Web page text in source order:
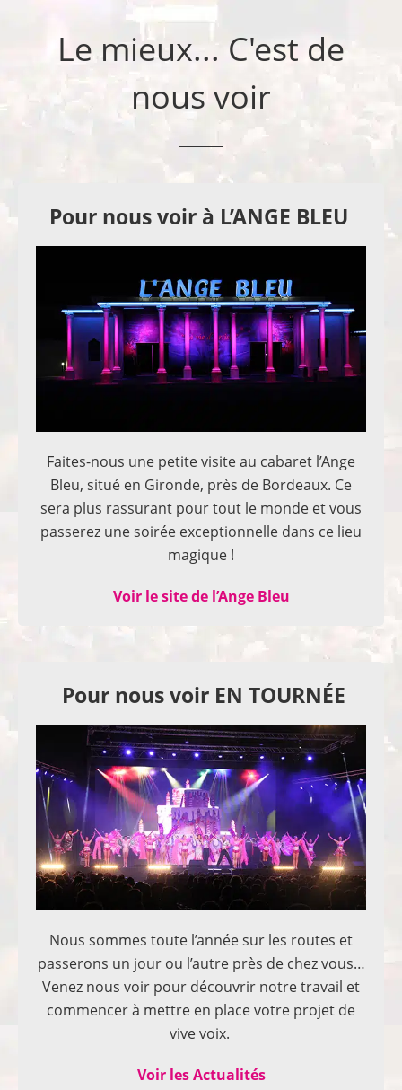
Le mieux... C'est de
nous voir
Pour nous voir à L’ANGE BLEU
Faites-nous une petite visite au cabaret l’Ange
Bleu, situé en Gironde, près de Bordeaux. Ce
sera plus rassurant pour tout le monde et vous
passerez une soirée exceptionnelle dans ce lieu
magique !
Voir le site de l’Ange Bleu
Pour nous voir EN TOURNÉE
Nous sommes toute l’année sur les routes et
passerons un jour ou l’autre près de chez vous…
Venez nous voir pour découvrir notre travail et
commencer à mettre en place votre projet de
vive voix.
Voir les Actualités